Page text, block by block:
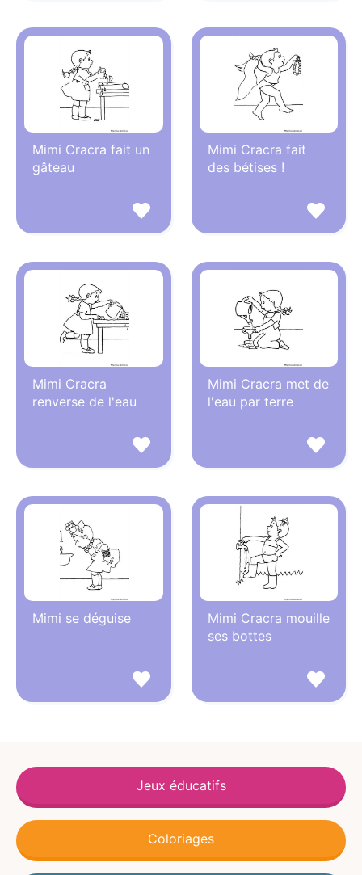
Mimi Cracra fait un
gâteau
Mimi Cracra fait
des bétises !
Mimi Cracra
renverse de l'eau
Mimi Cracra met de
l'eau par terre
Mimi se déguise
Mimi Cracra mouille
ses bottes
Jeux éducatifs
Coloriages